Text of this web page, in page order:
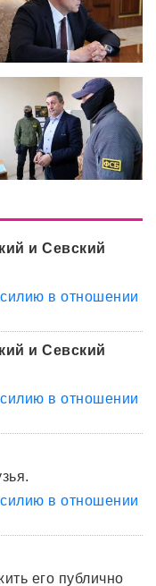
и Севский
в отношении
и Севский
в отношении
в отношении
его публично